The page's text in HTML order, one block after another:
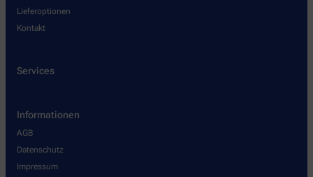
Lieferoptionen
Kontakt
Services
Informationen
AGB
Datenschutz
Impressum